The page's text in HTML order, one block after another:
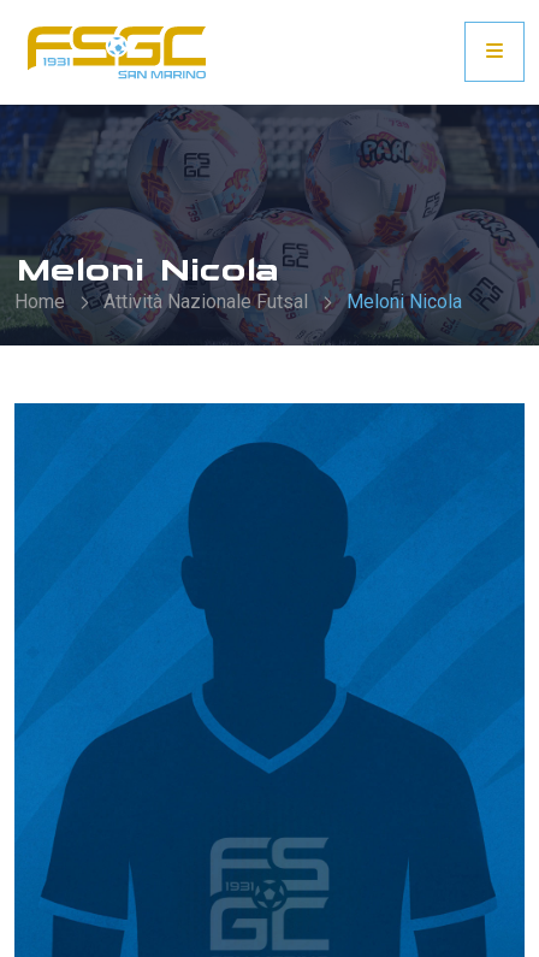
Meloni Nicola
Home Attività Nazionale Futsal Meloni Nicola